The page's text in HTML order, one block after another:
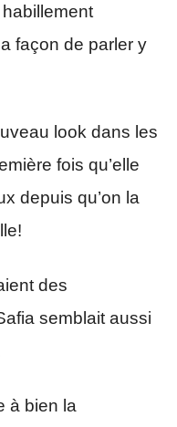
façon de parler y
look dans les
fois qu’elle
depuis qu’on la
des
semblait aussi
à bien la